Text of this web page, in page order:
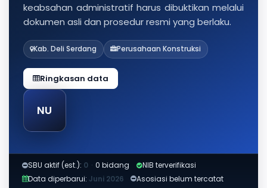
keabsahan administratif harus dibuktikan melalui
dokumen asli dan prosedur resmi yang berlaku.
Kab. Deli Serdang Perusahaan Konstruksi
Ringkasan data
NU
SBU aktif (est.): 0 · 0 bidang
NIB terverifikasi
Data diperbarui: Juni 2026 Asosiasi belum tercatat